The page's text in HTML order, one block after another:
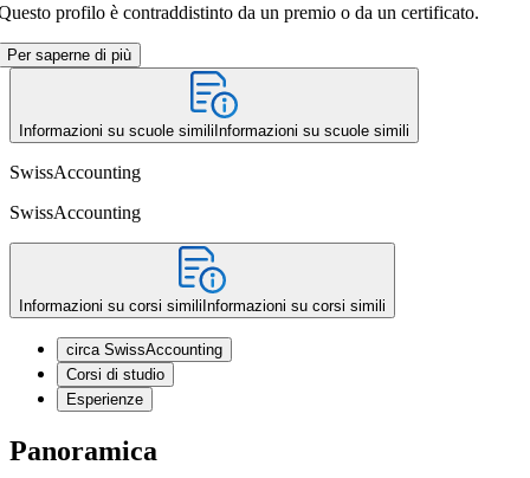
profilo è contraddistinto da un premio o da un certificato.
Per saperne di più
Informazioni su scuole simili Informazioni su scuole simili
SwissAccounting
SwissAccounting
Informazioni su corsi simili Informazioni su corsi simili
circa SwissAccounting
Corsi di studio
Esperienze
Panoramica